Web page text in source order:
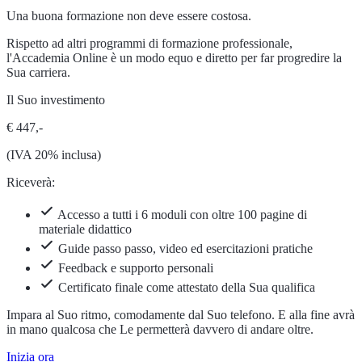
Una buona formazione non deve essere costosa.
Rispetto ad altri programmi di formazione professionale,
l'Accademia Online è un modo equo e diretto per far progredire la
Sua carriera.
Il Suo investimento
€ 447,-
(IVA 20% inclusa)
Riceverà:
Accesso a tutti i 6 moduli con oltre 100 pagine di
materiale didattico
Guide passo passo, video ed esercitazioni pratiche
Feedback e supporto personali
Certificato finale come attestato della Sua qualifica
Impara al Suo ritmo, comodamente dal Suo telefono. E alla fine avrà
in mano qualcosa che Le permetterà davvero di andare oltre.
Inizia ora